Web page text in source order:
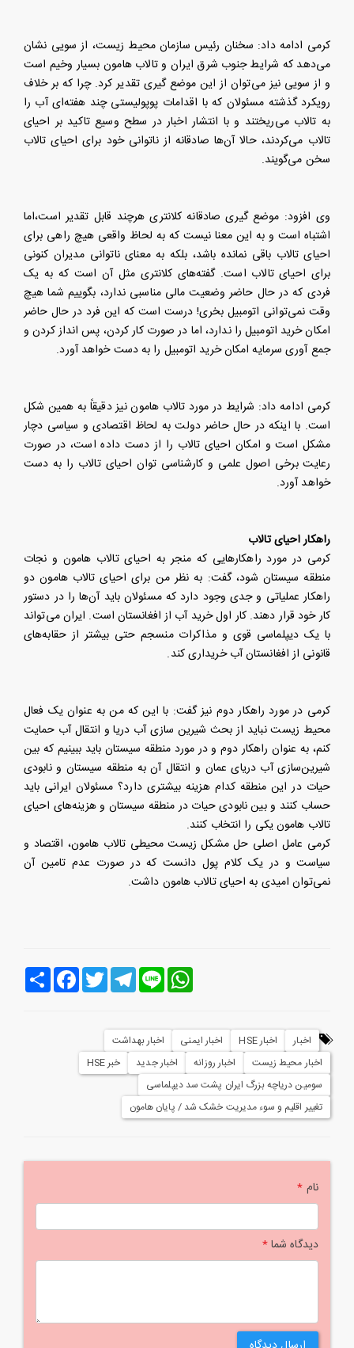
کرمی ادامه داد: سخنان رئیس سازمان محیط زیست، از سویی نشان
می‌دهد که شرایط جنوب شرق ایران و تالاب هامون بسیار وخیم است
و از سویی نیز می‌توان از این موضع گیری تقدیر کرد. چرا که بر خلاف
رویکرد گذشته مسئولان که با اقدامات پوپولیستی چند هفته‌ای آب را
به تالاب می‌ریختند و با انتشار اخبار در سطح وسیع تاکید بر احیای
تالاب می‌کردند، حالا آن‌ها صادقانه از ناتوانی خود برای احیای تالاب
سخن می‌گویند.
وی افزود: موضع گیری صادقانه کلانتری هرچند قابل تقدیر است،اما
اشتباه است و به این معنا نیست که به لحاظ واقعی هیچ راهی برای
احیای تالاب باقی نمانده باشد، بلکه به معنای ناتوانی مدیران کنونی
برای احیای تالاب است. گفته‌های کلانتری مثل آن است که به یک
فردی که در حال حاضر وضعیت مالی مناسبی ندارد، بگوییم شما هیچ
وقت نمی‌توانی اتومبیل بخری! درست است که این فرد در حال حاضر
امکان خرید اتومبیل را ندارد، اما در صورت کار کردن، پس انداز کردن و
جمع آوری سرمایه امکان خرید اتومبیل را به دست خواهد آورد.
کرمی ادامه داد: شرایط در مورد تالاب هامون نیز دقیقاً به همین شکل
است. با اینکه در حال حاضر دولت به لحاظ اقتصادی و سیاسی دچار
مشکل است و امکان احیای تالاب را از دست داده است، در صورت
رعایت برخی اصول علمی و کارشناسی توان احیای تالاب را به دست
خواهد آورد.
راهکار احیای تالاب
کرمی در مورد راهکار‌هایی که منجر به احیای تالاب هامون و نجات
منطقه سیستان شود، گفت: به نظر من برای احیای تالاب هامون دو
راهکار عملیاتی و جدی وجود دارد که مسئولان باید آن‌ها را در دستور
کار خود قرار دهند. کار اول خرید آب از افغانستان است. ایران می‌تواند
با یک دیپلماسی قوی و مذاکرات منسجم حتی بیشتر از حقابه‌های
قانونی از افغانستان آب خریداری کند.
کرمی در مورد راهکار دوم نیز گفت: با این که من به عنوان یک فعال
محیط زیست نباید از بحث شیرین سازی آب دریا و انتقال آب حمایت
کنم، به عنوان راهکار دوم و در مورد منطقه سیستان باید ببینیم که بین
شیرین‌سازی آب دریای عمان و انتقال آن به منطقه سیستان و نابودی
حیات در این منطقه کدام هزینه بیشتری دارد؟ مسئولان ایرانی باید
حساب کنند و بین نابودی حیات در منطقه سیستان و هزینه‌های احیای
تالاب هامون یکی را انتخاب کنند.
کرمی عامل اصلی حل مشکل زیست محیطی تالاب هامون، اقتصاد و
سیاست و در یک کلام پول دانست که در صورت عدم تامین آن
نمی‌توان امیدی به احیای تالاب هامون داشت.
اشتراک
FacebookTwitter
Telegram Line
WhatsApp
اخبار اخبار HSE اخبار ایمنی
اخبار بهداشت
اخبار محیط زیست
اخبار روزانه اخبار جدید
خبر HSE
سومین دریاچه بزرگ ایران پشت سد دیپلماسی
تغییر اقلیم و سوء مدیریت خشک شد / پایان هامون
نام*
دیدگاه شما*